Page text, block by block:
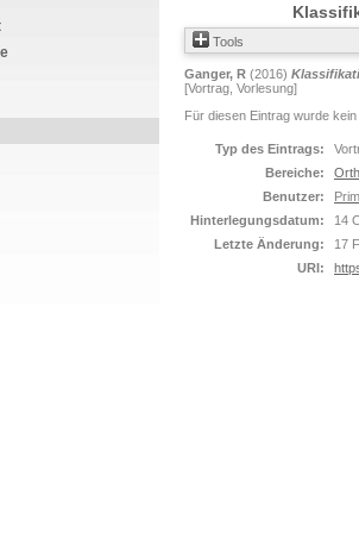
Tools
Ganger, R (2016)
[Vortrag, Vorlesung]
Für diesen Eintrag wurde
Typ des Eintrags:
Bereiche:
Benutzer:
Hinterlegungsdatum:
14
Letzte Änderung:
17
URI: